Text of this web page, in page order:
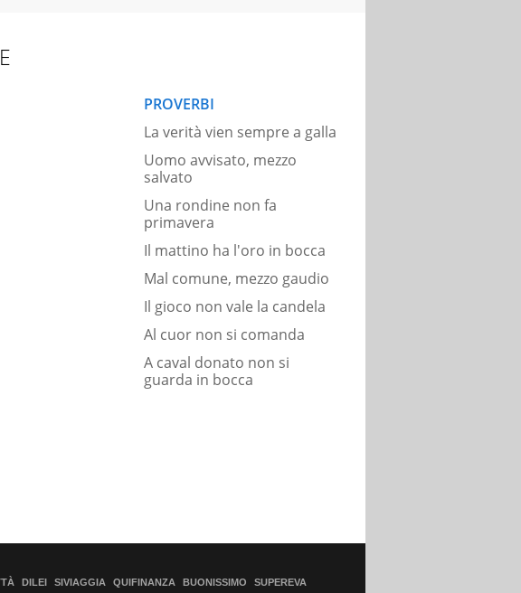
PROVERBI
La verità vien sempre a galla
Uomo avvisato, mezzo
salvato
Una rondine non fa
primavera
Il mattino ha l'oro in bocca
Mal comune, mezzo gaudio
Il gioco non vale la candela
Al cuor non si comanda
A caval donato non si
guarda in bocca
DILEI SIVIAGGIA QUIFINANZA BUONISSIMO SUPEREVA